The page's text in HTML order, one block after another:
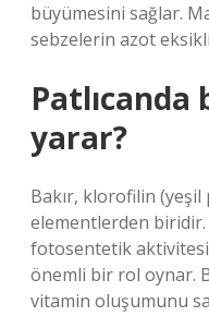
büyümesini sağlar.
sebzelerin azot
Patlıcanda
yarar?
Bakır, klorofilin
elementlerden
fotosentetik
önemli bir rol oynar.
vitamin oluşumunu